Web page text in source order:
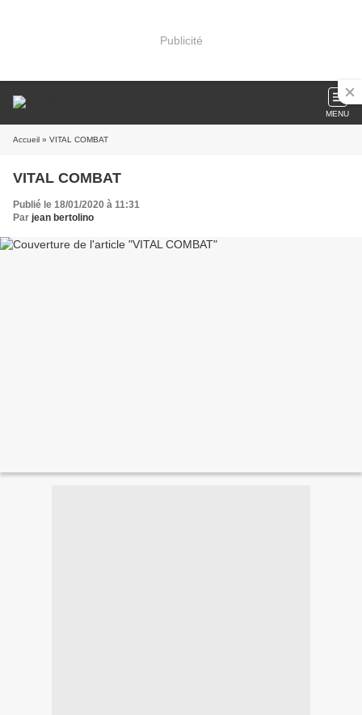
Publicité
MENU
Accueil » VITAL COMBAT
VITAL COMBAT
Publié le 18/01/2020 à 11:31
Par jean bertolino